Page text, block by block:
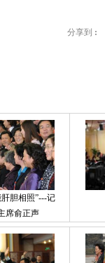
分享到 :
胆相照”---记
席俞正声